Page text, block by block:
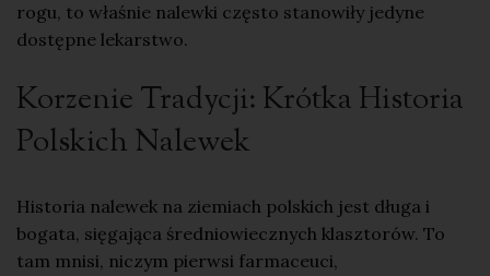
rogu, to właśnie nalewki często stanowiły jedyne
dostępne lekarstwo.
Korzenie Tradycji: Krótka Historia
Polskich Nalewek
Historia nalewek na ziemiach polskich jest długa i
bogata, sięgająca średniowiecznych klasztorów. To
tam mnisi, niczym pierwsi farmaceuci,